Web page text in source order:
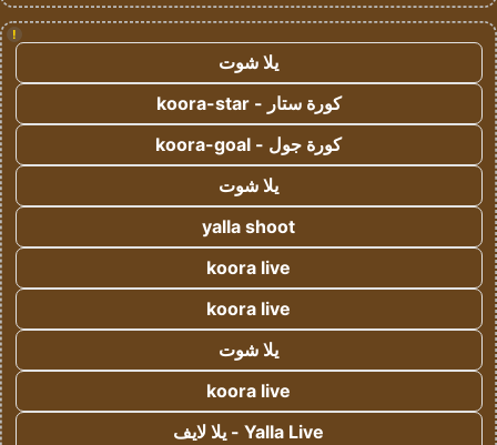
!
يلا شوت
كورة ستار - koora-star
كورة جول - koora-goal
يلا شوت
yalla shoot
koora live
koora live
يلا شوت
koora live
Yalla Live - يلا لايف